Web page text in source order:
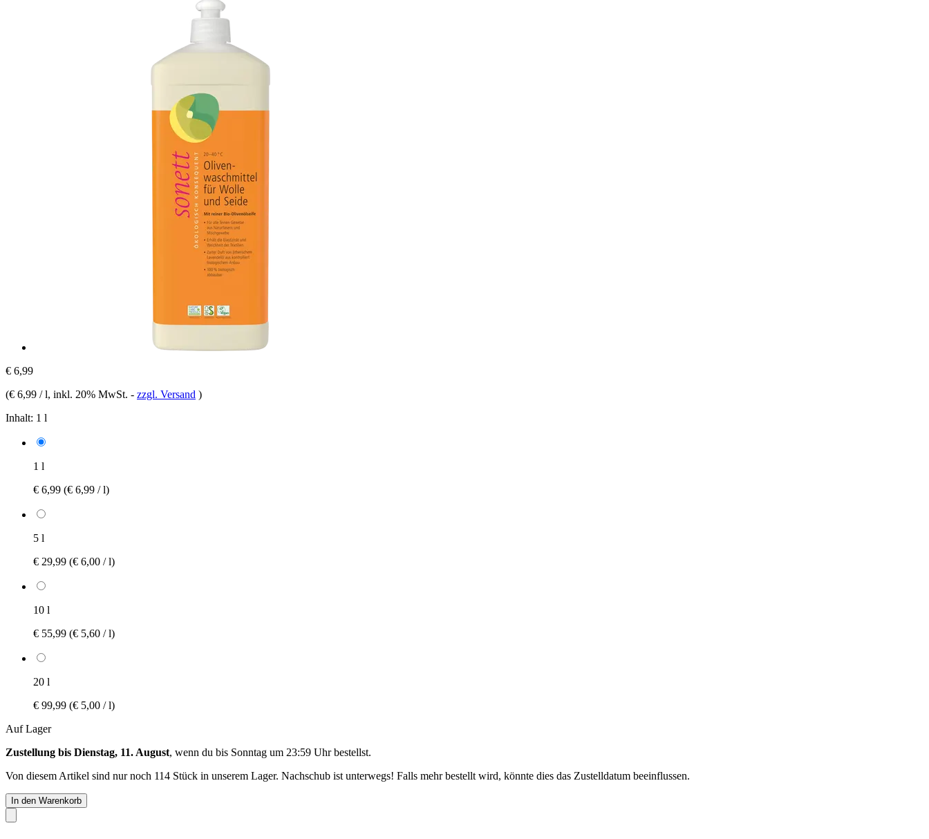
€ 6,99
(€ 6,99 / l, inkl. 20% MwSt. - zzgl. Versand )
Inhalt: 1 l
1 l
€ 6,99 (€ 6,99 / l)
5 l
€ 29,99 (€ 6,00 / l)
10 l
€ 55,99 (€ 5,60 / l)
20 l
€ 99,99 (€ 5,00 / l)
Auf Lager
Zustellung bis Dienstag, 11. August, wenn du bis Sonntag um 23:59 Uhrbestellst.
Von diesem Artikel sind nur noch 114 Stück in unserem Lager. Nachschub ist unterwegs! Falls mehr bestellt wird, könnte dies das Zustelldatum beeinflussen.
In den Warenkorb